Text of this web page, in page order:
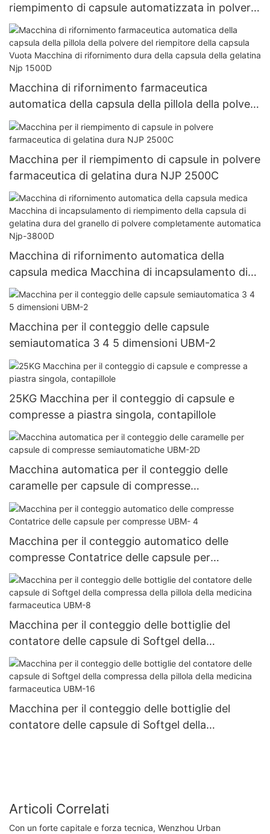
riempimento di capsule automatizzata in polvere
farmaceutica completamente automatica NJP
1200C
Macchina di rifornimento farmaceutica
automatica della capsula della pillola della polvere
del riempitore della capsula Vuota Macchina di
rifornimento dura della capsula della gelatina Njp
1500D
Macchina per il riempimento di capsule in polvere
farmaceutica di gelatina dura NJP 2500C
Macchina di rifornimento automatica della
capsula medica Macchina di incapsulamento di
riempimento della capsula di gelatina dura del
granello di polvere completamente automatica
Njp-3800D
Macchina per il conteggio delle capsule
semiautomatica 3 4 5 dimensioni UBM-2
25KG Macchina per il conteggio di capsule e
compresse a piastra singola, contapillole
Macchina automatica per il conteggio delle
caramelle per capsule di compresse
semiautomatiche UBM-2D
Macchina per il conteggio automatico delle
compresse Contatrice delle capsule per
compresse UBM- 4
Macchina per il conteggio delle bottiglie del
contatore delle capsule di Softgel della
compressa della pillola della medicina
farmaceutica UBM-8
Macchina per il conteggio delle bottiglie del
contatore delle capsule di Softgel della
Articoli Correlati
Con un forte capitale e forza tecnica, Wenzhou Urban